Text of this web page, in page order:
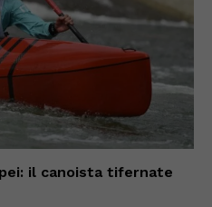
il canoista tifernate